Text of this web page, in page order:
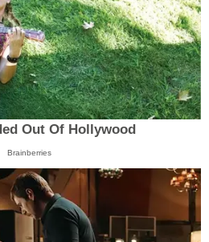
Out Of Hollywood
Brainberries